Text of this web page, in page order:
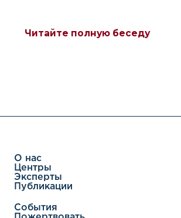
Читайте полную беседу
О нас
Центры
Эксперты
Публикации
События